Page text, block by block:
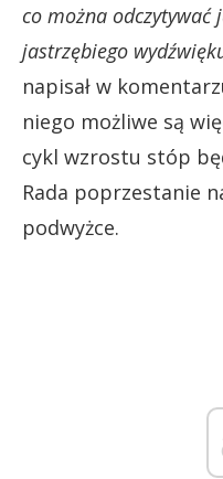
co można
jastrzębiego
napisał w
niego możliwe są
cykl wzrostu stóp
Rada poprzestanie
podwyżce.